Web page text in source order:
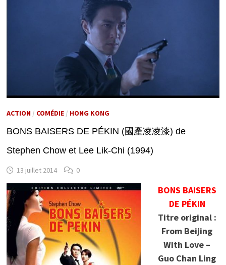
ACTION/ COMÉDIE/ HONG KONG
BONS BAISERS DE PÉKIN (國產凌凌漆) de
Stephen Chow et Lee Lik-Chi (1994)
13 juillet 2014 0
BONS BAISERS
DE PÉKIN
Titre original :
From Beijing
With Love –
Guo Chan Ling